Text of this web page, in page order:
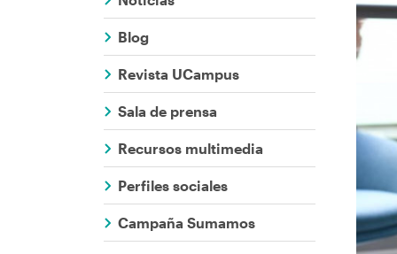
ayuda
a
la
navegación
Blog
Revista UCampus
Sala de prensa
Recursos multimedia
Perfiles sociales
Campaña Sumamos